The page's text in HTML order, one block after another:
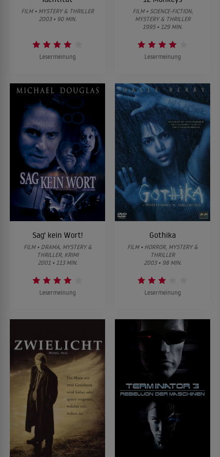
FILM • MYSTERY & THRILLER
2003 • 90 MIN.
Lesermeinung
FILM • SCIENCE-FICTION,
MYSTERY & THRILLER
1995 • 129 MIN.
Lesermeinung
Sag' kein Wort!
FILM • DRAMA, MYSTERY &
THRILLER, KRIMI
2001 • 113 MIN.
Lesermeinung
Gothika
FILM • HORROR, MYSTERY &
THRILLER
2003 • 98 MIN.
Lesermeinung